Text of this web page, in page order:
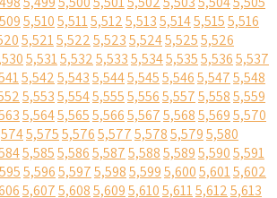
5,5105,5115,5125,5135,5145,5155,516
5,5215,5225,5235,5245,5255,526
5,5315,5325,5335,5345,5355,5365,537
5,5425,5435,5445,5455,5465,5475,548
5,5535,5545,5555,5565,5575,5585,559
5,5645,5655,5665,5675,5685,5695,570
5,5755,5765,5775,5785,5795,580
5,5855,5865,5875,5885,5895,5905,591
5,5965,5975,5985,5995,6005,6015,602
5,6075,6085,6095,6105,6115,6125,613